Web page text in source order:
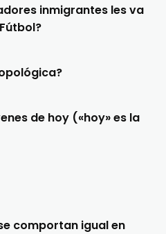
inmigrantes les va
de hoy («hoy» es la
comportan igual en